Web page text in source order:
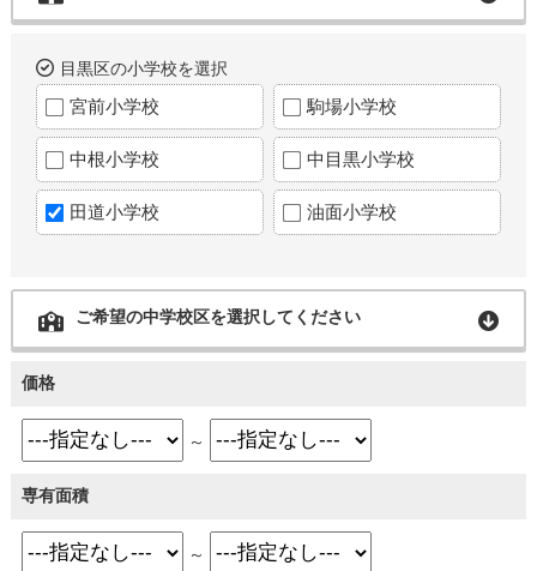
目黒区の小学校を選択
宮前小学校 駒場小学校
中根小学校 中目黒小学校
田道小学校 油面小学校
ご希望の中学校区を選択してください
価格
～
専有面積
～